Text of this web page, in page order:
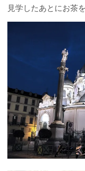
見学したあとにお茶